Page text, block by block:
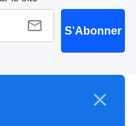
S'Abonner